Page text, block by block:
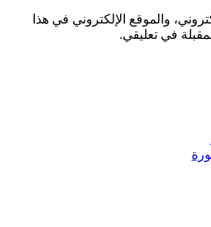
والموقع الإلكتروني في هذا
في تعليقي.